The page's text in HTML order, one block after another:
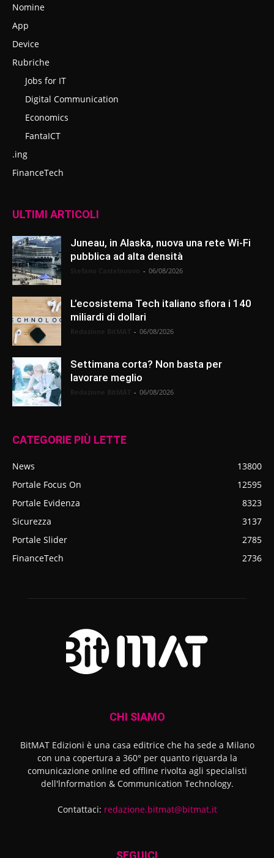
Nomine
App
Device
Rubriche
Jobs for IT
Digital Communication
Economics
FantaICT
.ing
FinanceTech
ULTIMI ARTICOLI
Juneau, in Alaska, nuova una rete Wi-Fi
pubblica ad alta densità
- 06/08/2026
L’ecosistema Tech italiano sfiora i 140
miliardi di dollari
- 06/08/2026
Settimana corta? Non basta per
lavorare meglio
- 06/08/2026
CATEGORIE PIÙ LETTE
News
13800
Portale Focus On
12595
Portale Evidenza
8323
Sicurezza
3137
Portale Slider
2785
FinanceTech
2736
CHI SIAMO
BitMAT Edizioni è una casa editrice che ha sede a Milano
con una copertura a 360° per quanto riguarda la
comunicazione online ed offline rivolta agli specialisti
dell'lnformation & Communication Technology.
Contattaci: redazione.bitmat@bitmat.it
SEGUICI